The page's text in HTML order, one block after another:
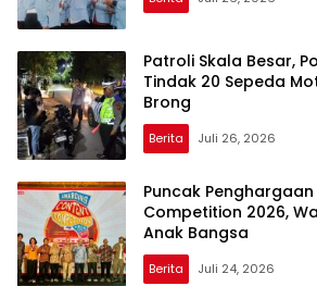
Patroli Skala Besar,
Tindak 20 Sepeda
Brong
Berita Juli 26, 2026
Puncak Penghargaan
Competition 2026,
Anak Bangsa
Berita Juli 24, 2026